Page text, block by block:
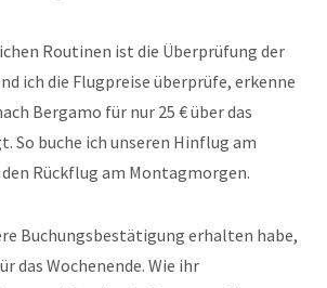
Routinen ist die Überprüfung der
ich die Flugpreise überprüfe, erkenne
Bergamo für nur 25 € über das
So buche ich unseren Hinflug am
Rückflug am Montagmorgen.
Buchungsbestätigung erhalten habe,
das Wochenende. Wie ihr